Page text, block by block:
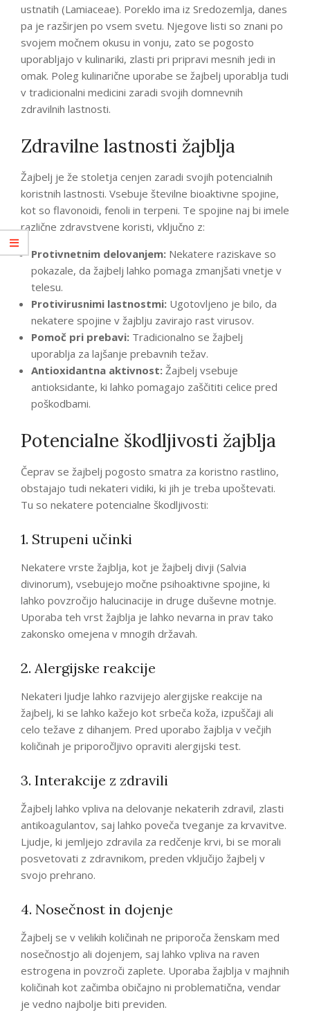
ustnatih (Lamiaceae). Poreklo ima iz Sredozemlja, danes
pa je razširjen po vsem svetu. Njegove listi so znani po
svojem močnem okusu in vonju, zato se pogosto
uporabljajo v kulinariki, zlasti pri pripravi mesnih jedi in
omak. Poleg kulinarične uporabe se žajbelj uporablja tudi
v tradicionalni medicini zaradi svojih domnevnih
zdravilnih lastnosti.
Zdravilne lastnosti žajblja
Žajbelj je že stoletja cenjen zaradi svojih potencialnih
koristnih lastnosti. Vsebuje številne bioaktivne spojine,
kot so flavonoidi, fenoli in terpeni. Te spojine naj bi imele
različne zdravstvene koristi, vključno z:
Protivnetnim delovanjem: Nekatere raziskave so
pokazale, da žajbelj lahko pomaga zmanjšati vnetje v
telesu.
Protivirusnimi lastnostmi: Ugotovljeno je bilo, da
nekatere spojine v žajblju zavirajo rast virusov.
Pomoč pri prebavi: Tradicionalno se žajbelj
uporablja za lajšanje prebavnih težav.
Antioxidantna aktivnost: Žajbelj vsebuje
antioksidante, ki lahko pomagajo zaščititi celice pred
poškodbami.
Potencialne škodljivosti žajblja
Čeprav se žajbelj pogosto smatra za koristno rastlino,
obstajajo tudi nekateri vidiki, ki jih je treba upoštevati.
Tu so nekatere potencialne škodljivosti:
1. Strupeni učinki
Nekatere vrste žajblja, kot je žajbelj divji (Salvia
divinorum), vsebujejo močne psihoaktivne spojine, ki
lahko povzročijo halucinacije in druge duševne motnje.
Uporaba teh vrst žajblja je lahko nevarna in prav tako
zakonsko omejena v mnogih državah.
2. Alergijske reakcije
Nekateri ljudje lahko razvijejo alergijske reakcije na
žajbelj, ki se lahko kažejo kot srbeča koža, izpuščaji ali
celo težave z dihanjem. Pred uporabo žajblja v večjih
količinah je priporočljivo opraviti alergijski test.
3. Interakcije z zdravili
Žajbelj lahko vpliva na delovanje nekaterih zdravil, zlasti
antikoagulantov, saj lahko poveča tveganje za krvavitve.
Ljudje, ki jemljejo zdravila za redčenje krvi, bi se morali
posvetovati z zdravnikom, preden vključijo žajbelj v
svojo prehrano.
4. Nosečnost in dojenje
Žajbelj se v velikih količinah ne priporoča ženskam med
nosečnostjo ali dojenjem, saj lahko vpliva na raven
estrogena in povzroči zaplete. Uporaba žajblja v majhnih
količinah kot začimba običajno ni problematična, vendar
je vedno najbolje biti previden.